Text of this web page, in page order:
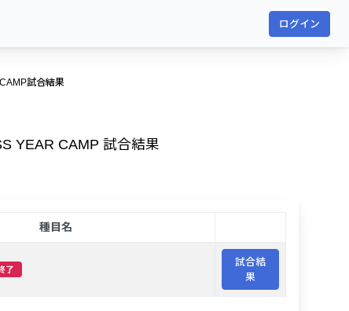
ログイン
試合結果
YEAR CAMP 試合結果
種目名
了
試合結
果